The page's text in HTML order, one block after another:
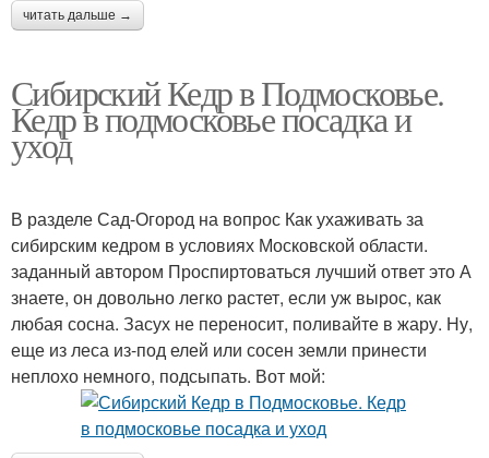
читать дальше →
Сибирский Кедр в Подмосковье.
Кедр в подмосковье посадка и
уход
В разделе Сад-Огород на вопрос Как ухаживать за
сибирским кедром в условиях Московской области.
заданный автором Проспиртоваться лучший ответ это А
знаете, он довольно легко растет, если уж вырос, как
любая сосна. Засух не переносит, поливайте в жару. Ну,
еще из леса из-под елей или сосен земли принести
неплохо немного, подсыпать. Вот мой: